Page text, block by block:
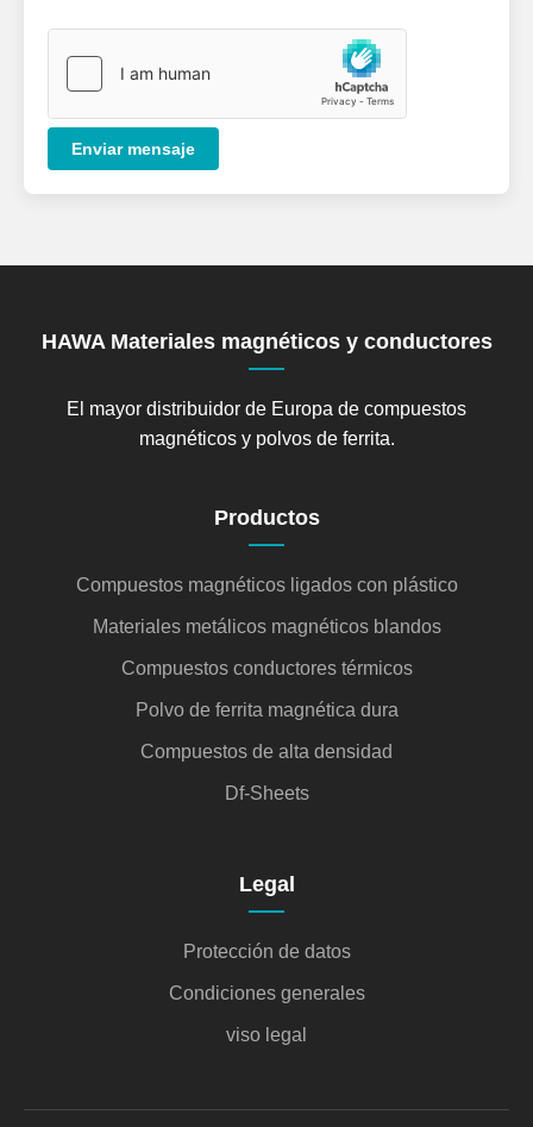
Enviar mensaje
HAWA Materiales magnéticos y conductores
El mayor distribuidor de Europa de compuestos
magnéticos y polvos de ferrita.
Productos
Compuestos magnéticos ligados con plástico
Materiales metálicos magnéticos blandos
Compuestos conductores térmicos
Polvo de ferrita magnética dura
Compuestos de alta densidad
Df-Sheets
Legal
Protección de datos
Condiciones generales
viso legal